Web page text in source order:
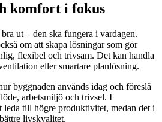
komfort i fokus
ut – den ska fungera i vardagen.
om att skapa lösningar som gör
flexibel och trivsam. Det kan handla
eller smartare planlösning.
byggnaden används idag och föreslå
arbetsmiljö och trivsel. I
leda till högre produktivitet, medan det i
livskvalitet.